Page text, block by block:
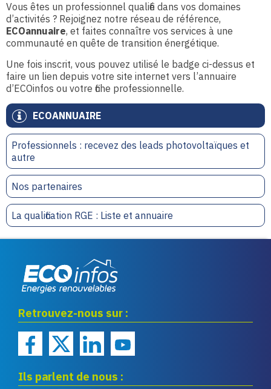
ECOANNUAIRE
Professionnels : recevez des leads photovoltaïques et
autre
Nos partenaires
La qualification RGE : Liste et annuaire
Vous êtes un professionnel qualifié dans vos domaines
d’activités ? Rejoignez notre réseau de référence,
ECOannuaire, et faites connaître vos services à une
communauté en quête de transition énergétique.
Une fois inscrit, vous pouvez utilisé le badge ci-dessus et
faire un lien depuis votre site internet vers l’annuaire
d’ECOinfos ou votre fiche professionnelle.
renouvelables
Retrouvez-nous sur :
Ils parlent de nous :